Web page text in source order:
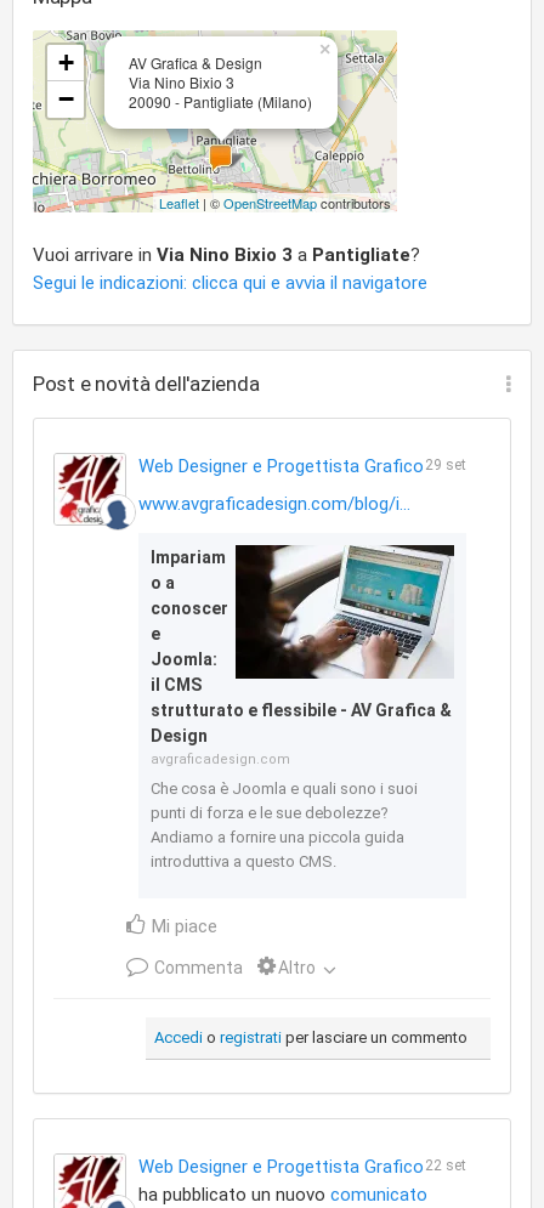
AV Grafica & Design
Via Nino Bixio 3
20090 - Pantigliate (Milano)
×
+
−
Leaflet | ©OpenStreetMapcontributors
Vuoi arrivare in Via Nino Bixio 3 a Pantigliate?
Segui le indicazioni: clicca qui e avvia il navigatore
Post e novità dell'azienda
Web Designer e Progettista Grafico 29 set
www.avgraficadesign.com/blog/i...
Impariam
o a
conoscer
e
Joomla:
il CMS
strutturato e flessibile - AV Grafica &
Design
avgraficadesign.com
Che cosa è Joomla e quali sono i suoi
punti di forza e le sue debolezze?
Andiamo a fornire una piccola guida
introduttiva a questo CMS.
Mi piace
Commenta Altro
Accedi o registrati per lasciare un commento
22 set
Web Designer e Progettista Grafico
ha pubblicato un nuovo comunicato